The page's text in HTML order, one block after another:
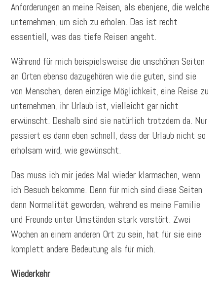
Anforderungen an meine Reisen, als ebenjene, die welche
unternehmen, um sich zu erholen. Das ist recht
essentiell, was das tiefe Reisen angeht.
Während für mich beispielsweise die unschönen Seiten
an Orten ebenso dazugehören wie die guten, sind sie
von Menschen, deren einzige Möglichkeit, eine Reise zu
unternehmen, ihr Urlaub ist, vielleicht gar nicht
erwünscht. Deshalb sind sie natürlich trotzdem da. Nur
passiert es dann eben schnell, dass der Urlaub nicht so
erholsam wird, wie gewünscht.
Das muss ich mir jedes Mal wieder klarmachen, wenn
ich Besuch bekomme. Denn für mich sind diese Seiten
dann Normalität geworden, während es meine Familie
und Freunde unter Umständen stark verstört. Zwei
Wochen an einem anderen Ort zu sein, hat für sie eine
komplett andere Bedeutung als für mich.
Wiederkehr